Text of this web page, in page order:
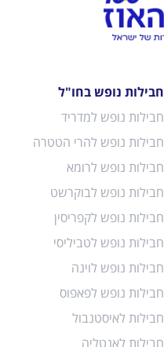
חבילות נופש בחו"ל
חבילות נופש למדריד
חבילות נופש להרי הטטרה
חבילות נופש לרומא
חבילות נופש לבוקרשט
חבילות נופש לקפריסין
חבילות נופש לטביליסי
חבילות נופש לוינה
חבילות נופש לפאפוס
חבילות לאיסטנבול
חבילות לאנטליה